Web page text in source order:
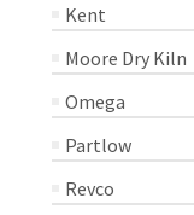
Kent
Moore Dry Kiln
Omega
Partlow
Revco